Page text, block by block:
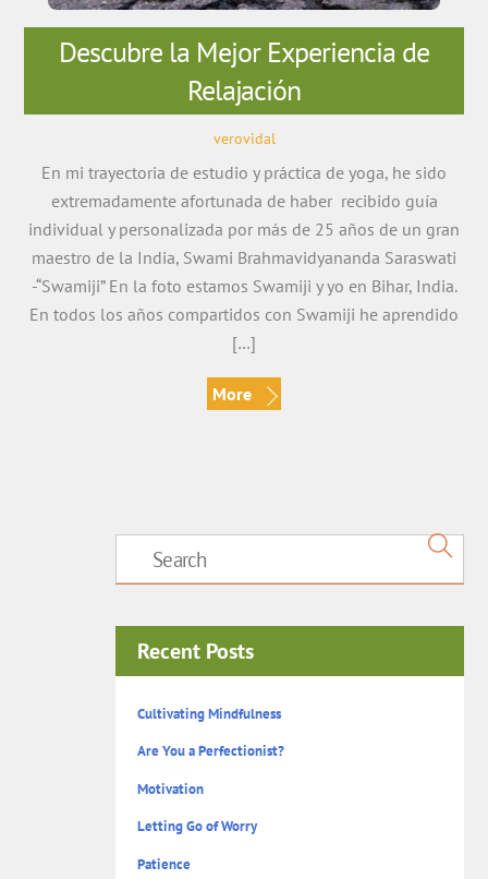
Descubre la Mejor Experiencia de
Relajación
verovidal
En mi trayectoria de estudio y práctica de yoga, he sido
extremadamente afortunada de haber recibido guía
individual y personalizada por más de 25 años de un gran
maestro de la India, Swami Brahmavidyananda Saraswati
-“Swamiji” En la foto estamos Swamiji y yo en Bihar, India.
En todos los años compartidos con Swamiji he aprendido
[…]
More
Recent Posts
Cultivating Mindfulness
Are You a Perfectionist?
Motivation
Letting Go of Worry
Patience